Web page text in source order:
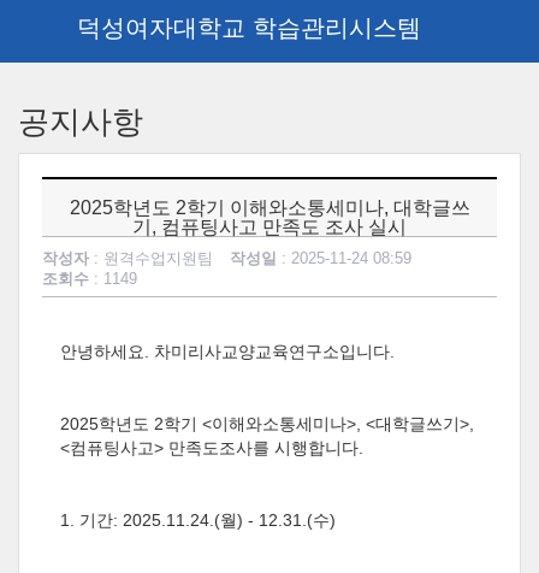
덕성여자대학교 학습관리시스템
공지사항
2025학년도 2학기 이해와소통세미나, 대학글쓰
기, 컴퓨팅사고 만족도 조사 실시
작성자 : 원격수업지원팀 작성일 : 2025-11-24 08:59
조회수 : 1149
안녕하세요 차미리사교양교육연구소입니다
2025학년도 2학기 <이해와소통세미나>, <대학글쓰기>,
<컴퓨팅사고> 만족도조사를 시행합니다
1. 기간: 2025.11.24.(월) - 12.31.(수)